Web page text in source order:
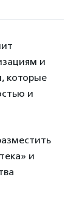
и
которые
и
и